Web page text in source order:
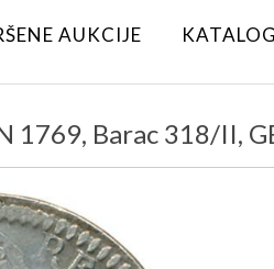
AUKCIJE KATALOG
1769, Barac 318/II,